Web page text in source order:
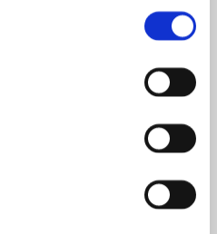
sowie unseren OP-Raum